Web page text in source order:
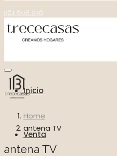
961 608 936
Inicio
Venta
Home
antena TV
antena TV